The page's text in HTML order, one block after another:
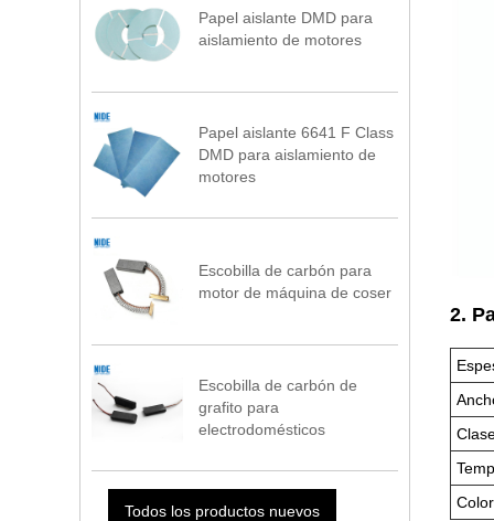
Papel aislante DMD para
aislamiento de motores
Papel aislante 6641 F Class
DMD para aislamiento de
motores
Escobilla de carbón para
motor de máquina de coser
Escobilla de carbón de
grafito para
electrodomésticos
Todos los productos nuevos
2.
Color